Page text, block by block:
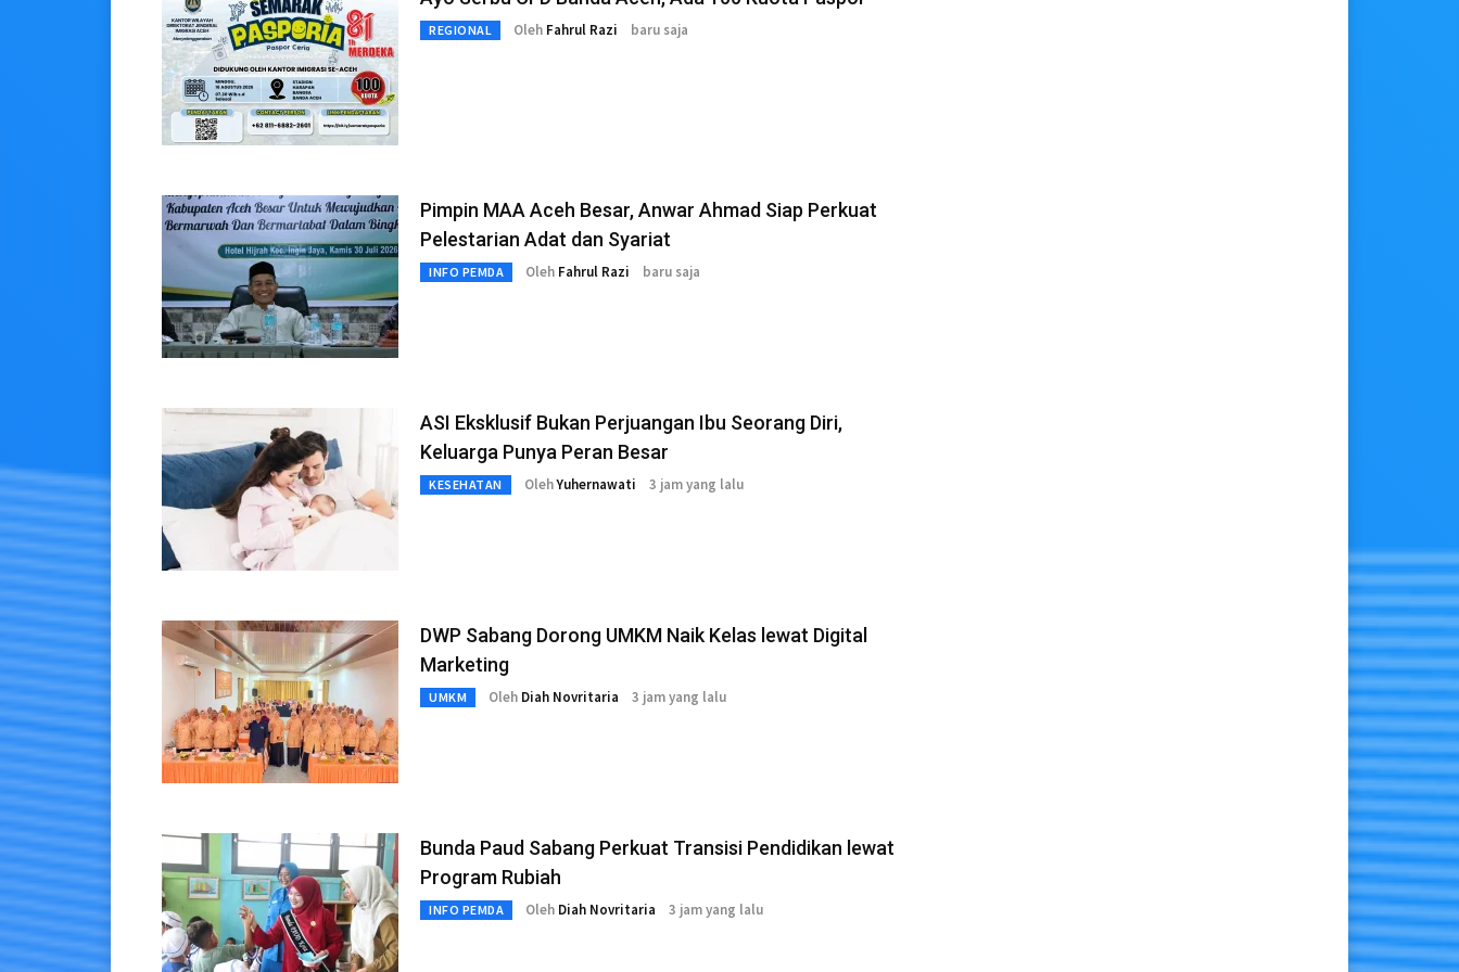
REGIONAL Oleh Fahrul Razi baru saja
Pimpin MAA Aceh Besar, Anwar Ahmad Siap Perkuat
Pelestarian Adat dan Syariat
INFO PEMDA Oleh Fahrul Razi baru saja
ASI Eksklusif Bukan Perjuangan Ibu Seorang Diri,
Keluarga Punya Peran Besar
KESEHATAN OlehYuhernawati 3 jam yang lalu
DWP Sabang Dorong UMKM Naik Kelas lewat Digital
Marketing
UMKM Oleh Diah Novritaria 3 jam yang lalu
Bunda Paud Sabang Perkuat Transisi Pendidikan lewat
Program Rubiah
INFO PEMDA Oleh Diah Novritaria 3 jam yang lalu